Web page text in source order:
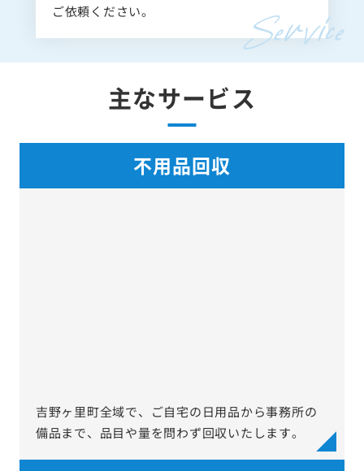
ご依頼ください。
主なサービス
不用品回収
吉野ヶ里町全域で、ご自宅の日用品から事務所の
備品まで、品目や量を問わず回収いたします。